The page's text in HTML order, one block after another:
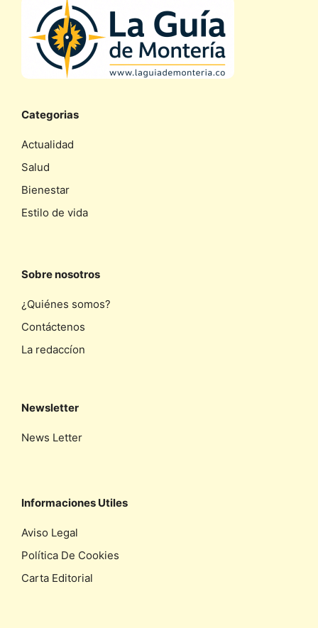
Categorias
Actualidad
Salud
Bienestar
Estilo de vida
Sobre nosotros
¿Quiénes somos?
Contáctenos
La redaccíon
Newsletter
News Letter
Informaciones Utiles
Aviso Legal
Política De Cookies
Carta Editorial